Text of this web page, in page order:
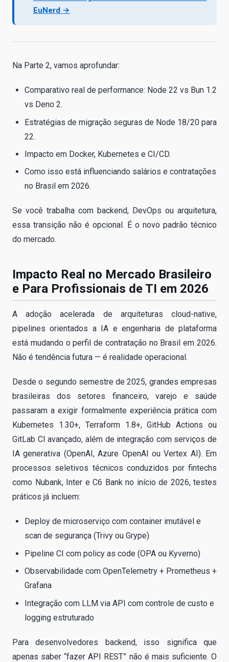
EuNerd →
Na Parte 2, vamos aprofundar:
Comparativo real de performance: Node 22 vs Bun 1.2
vs Deno 2.
Estratégias de migração seguras de Node 18/20 para
22.
Impacto em Docker, Kubernetes e CI/CD.
Como isso está influenciando salários e contratações
no Brasil em 2026.
Se você trabalha com backend, DevOps ou arquitetura,
essa transição não é opcional. É o novo padrão técnico
do mercado.
Impacto Real no Mercado Brasileiro
e Para Profissionais de TI em 2026
A adoção acelerada de arquiteturas cloud-native,
pipelines orientados a IA e engenharia de plataforma
está mudando o perfil de contratação no Brasil em 2026.
Não é tendência futura — é realidade operacional.
Desde o segundo semestre de 2025, grandes empresas
brasileiras dos setores financeiro, varejo e saúde
passaram a exigir formalmente experiência prática com
Kubernetes 1.30+, Terraform 1.8+, GitHub Actions ou
GitLab CI avançado, além de integração com serviços de
IA generativa (OpenAI, Azure OpenAI ou Vertex AI). Em
processos seletivos técnicos conduzidos por fintechs
como Nubank, Inter e C6 Bank no início de 2026, testes
práticos já incluem:
Deploy de microserviço com container imutável e
scan de segurança (Trivy ou Grype)
Pipeline CI com policy as code (OPA ou Kyverno)
Observabilidade com OpenTelemetry + Prometheus +
Grafana
Integração com LLM via API com controle de custo e
logging estruturado
Para desenvolvedores backend, isso significa que
apenas saber “fazer API REST” não é mais suficiente. O